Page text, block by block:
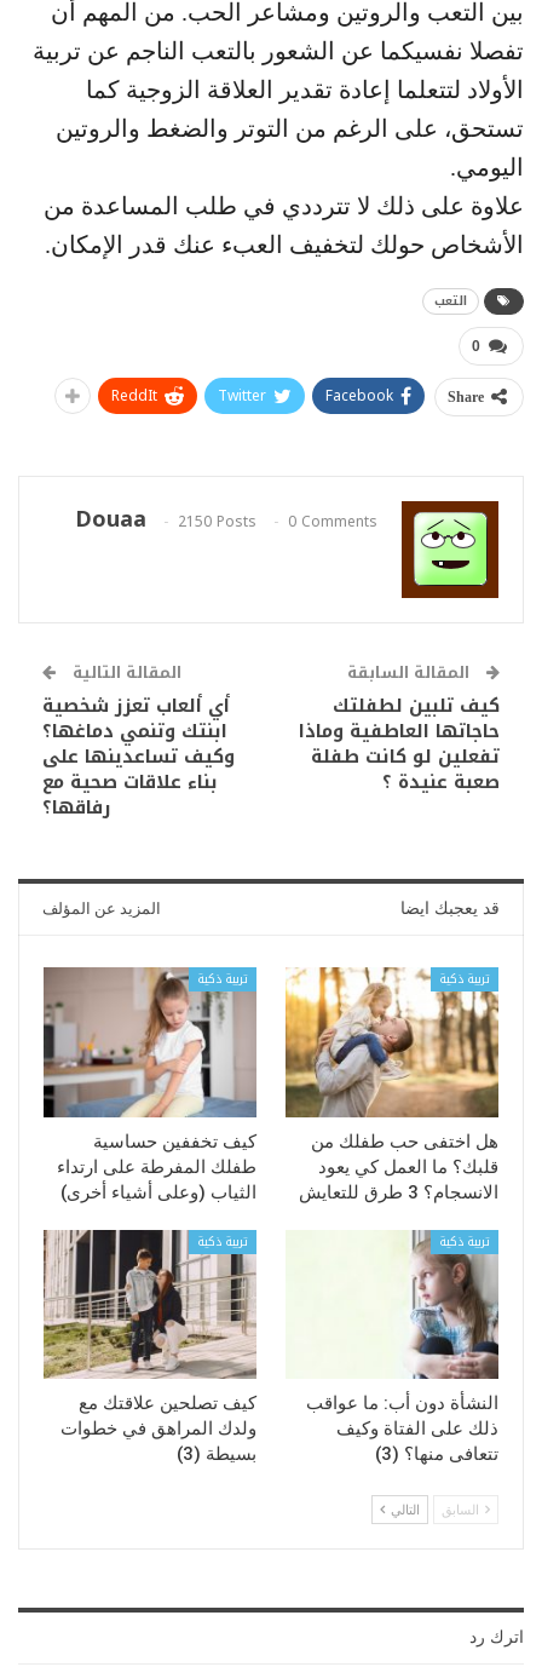
بين التعب والروتين ومشاعر الحب. من المهم أن
تفصلا نفسيكما عن الشعور بالتعب الناجم عن تربية
الأولاد لتتعلما إعادة تقدير العلاقة الزوجية كما
تستحق، على الرغم من التوتر والضغط والروتين
اليومي.
علاوة على ذلك لا تترددي في طلب المساعدة من
الأشخاص حولك لتخفيف العبء عنك قدر الإمكان.
التعب
0
Share
Facebook
Twitter
ReddIt
Douaa 2150 Posts 0 Comments
المقالة السابقة
كيف تلبين لطفلتك
حاجاتها العاطفية وماذا
تفعلين لو كانت طفلة
صعبة عنيدة ؟
المقالة التالية
أي ألعاب تعزز شخصية
ابنتك وتنمي دماغها؟
وكيف تساعدينها على
بناء علاقات صحية مع
رفاقها؟
قد يعجبك ايضا المزيد عن المؤلف
تربية ذكية
هل اختفى حب طفلك من
قلبك؟ ما العمل كي يعود
الانسجام؟ 3 طرق للتعايش
تربية ذكية
كيف تخففين حساسية
طفلك المفرطة على ارتداء
الثياب (وعلى أشياء أخرى)
تربية ذكية
النشأة دون أب: ما عواقب
ذلك على الفتاة وكيف
تتعافى منها؟ (3)
تربية ذكية
كيف تصلحين علاقتك مع
ولدك المراهق في خطوات
بسيطة (3)
السابق التالي
اترك رد